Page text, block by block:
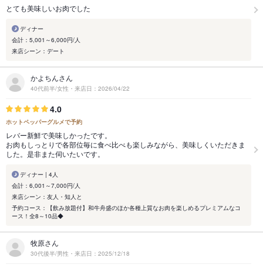
とても美味しいお肉でした
ディナー
会計：5,001～6,000円/人
来店シーン：デート
かよちんさん
40代前半/女性・来店日：2026/04/22
4.0
ホットペッパーグルメで予約
レバー新鮮で美味しかったです。
お肉もしっとりで各部位毎に食べ比べも楽しみながら、美味しくいただきま
した。是非また伺いたいです。
ディナー | 4人
会計：6,001～7,000円/人
来店シーン：友人・知人と
予約コース：【飲み放題付】和牛舟盛のほか各種上質なお肉を楽しめるプレミアムなコ
ース！全8～10品◆
牧原さん
30代後半/男性・来店日：2025/12/18